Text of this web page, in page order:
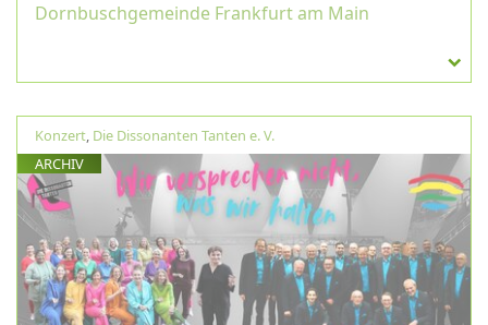
Dornbuschgemeinde Frankfurt am Main
Konzert, Die Dissonanten Tanten e. V.
ARCHIV